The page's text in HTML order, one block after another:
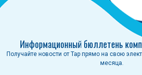
Информационный бюллетень
Получайте новости от Tap прямо на свою
месяца.